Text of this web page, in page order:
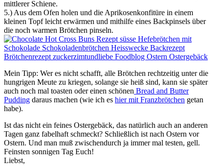
mittlerer Schiene.
5.) Aus dem Ofen holen und die Aprikosenkonfitüre in einem
kleinen Topf leicht erwärmen und mithilfe eines Backpinsels über
die noch warmen Brötchen pinseln.
Mein Tipp: Wer es nicht schafft, alle Brötchen rechtzeitig unter die
hungrigen Meute zu kriegen, solange sie heiß sind, kann sie später
auch noch mal toasten oder einen schönen Bread and Butter
Pudding daraus machen (wie ich es hier mit Franzbrötchen getan
habe).
Ist das nicht ein feines Ostergebäck, das natürlich auch an anderen
Tagen ganz fabelhaft schmeckt? Schließlich ist nach Ostern vor
Ostern. Und man muß zwischendurch ja immer mal testen, gell.
Feinsten sonnigen Tag Euch!
Liebst,